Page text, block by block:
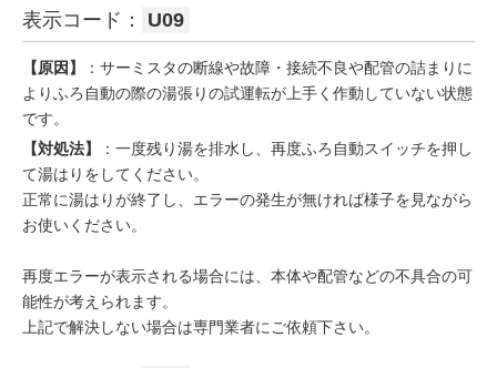
表示コード： U09
【原因】
：サーミスタの断線や故障・接続不良や配管の詰まりに
よりふろ自動の際の湯張りの試運転が上手く作動していない状態
です。
【対処法】
：一度残り湯を排水し、再度ふろ自動スイッチを押し
て湯はりをしてください。
正常に湯はりが終了し、エラーの発生が無ければ様子を見ながら
お使いください。
再度エラーが表示される場合には、本体や配管などの不具合の可
能性が考えられます。
上記で解決しない場合は専門業者にご依頼下さい。